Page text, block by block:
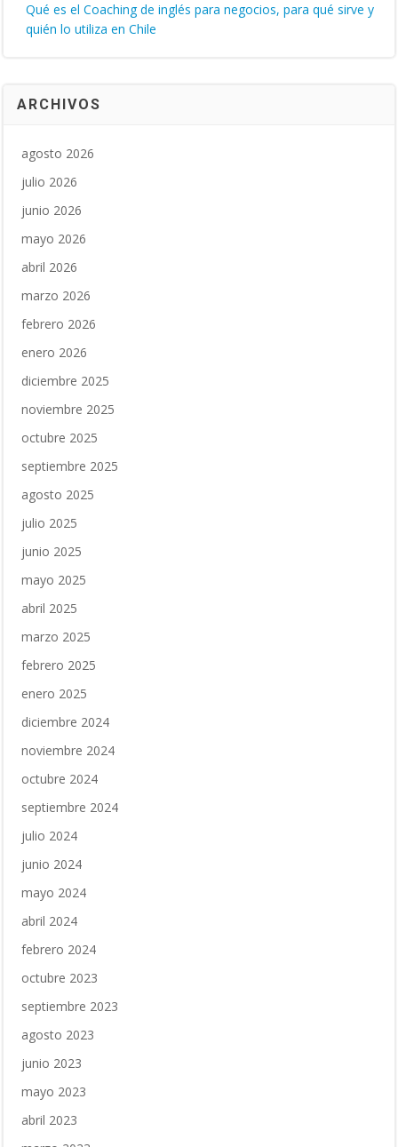
Qué es el Coaching de inglés para negocios, para qué sirve y
quién lo utiliza en Chile
ARCHIVOS
agosto 2026
julio 2026
junio 2026
mayo 2026
abril 2026
marzo 2026
febrero 2026
enero 2026
diciembre 2025
noviembre 2025
octubre 2025
septiembre 2025
agosto 2025
julio 2025
junio 2025
mayo 2025
abril 2025
marzo 2025
febrero 2025
enero 2025
diciembre 2024
noviembre 2024
octubre 2024
septiembre 2024
julio 2024
junio 2024
mayo 2024
abril 2024
febrero 2024
octubre 2023
septiembre 2023
agosto 2023
junio 2023
mayo 2023
abril 2023